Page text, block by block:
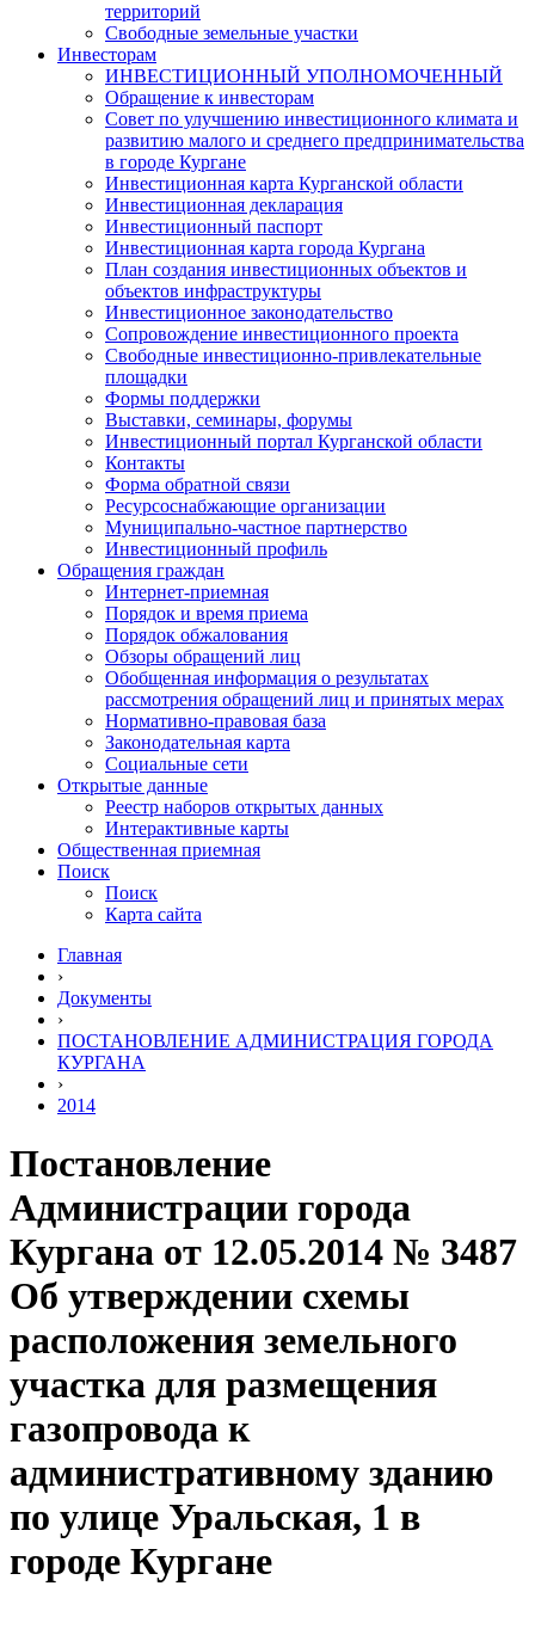
территорий
Свободные земельные участки
Инвесторам
ИНВЕСТИЦИОННЫЙ УПОЛНОМОЧЕННЫЙ
Обращение к инвесторам
Совет по улучшению инвестиционного климата и
развитию малого и среднего предпринимательства
в городе Кургане
Инвестиционная карта Курганской области
Инвестиционная декларация
Инвестиционный паспорт
Инвестиционная карта города Кургана
План создания инвестиционных объектов и
объектов инфраструктуры
Инвестиционное законодательство
Сопровождение инвестиционного проекта
Свободные инвестиционно-привлекательные
площадки
Формы поддержки
Выставки, семинары, форумы
Инвестиционный портал Курганской области
Контакты
Форма обратной связи
Ресурсоснабжающие организации
Муниципально-частное партнерство
Инвестиционный профиль
Обращения граждан
Интернет-приемная
Порядок и время приема
Порядок обжалования
Обзоры обращений лиц
Обобщенная информация о результатах
рассмотрения обращений лиц и принятых мерах
Нормативно-правовая база
Законодательная карта
Социальные сети
Открытые данные
Реестр наборов открытых данных
Интерактивные карты
Общественная приемная
Поиск
Поиск
Карта сайта
Главная
›
Документы
›
ПОСТАНОВЛЕНИЕ АДМИНИСТРАЦИЯ ГОРОДА
КУРГАНА
›
2014
Постановление
Администрации города
Кургана от 12.05.2014 № 3487
Об утверждении схемы
расположения земельного
участка для размещения
газопровода к
административному зданию
по улице Уральская, 1 в
городе Кургане